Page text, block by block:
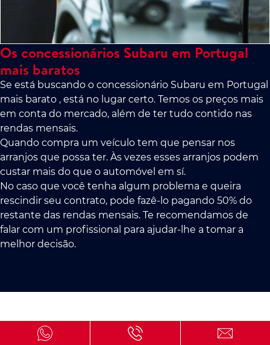
Os concessionários Subaru em Portugal
mais baratos
Se está buscando o concessionário Subaru em Portugal
mais barato , está no lugar certo. Temos os preços mais
em conta do mercado, além de ter tudo contido nas
rendas mensais.
Quando compra um veículo tem que pensar nos
arranjos que possa ter. Às vezes esses arranjos podem
custar mais do que o automóvel em sí.
No caso que você tenha algum problema e queira
rescindir seu contrato, pode fazê-lo pagando 50% do
restante das rendas mensais. Te recomendamos de
falar com um profissional para ajudar-lhe a tomar a
melhor decisão.
Concessionários multimarca